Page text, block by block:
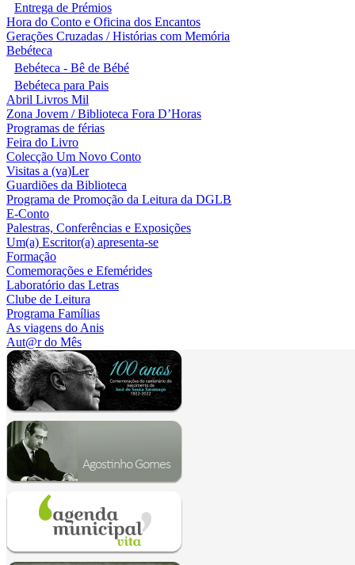
Entrega de Prémios
Hora do Conto e Oficina dos Encantos
Gerações Cruzadas / Histórias com Memória
Bebéteca
Bebéteca - Bê de Bébé
Bebéteca para Pais
Abril Livros Mil
Zona Jovem / Biblioteca Fora D’Horas
Programas de férias
Feira do Livro
Colecção Um Novo Conto
Visitas a (va)Ler
Guardiões da Biblioteca
Programa de Promoção da Leitura da DGLB
E-Conto
Palestras, Conferências e Exposições
Um(a) Escritor(a) apresenta-se
Formação
Comemorações e Efemérides
Laboratório das Letras
Clube de Leitura
Programa Famílias
As viagens do Anis
Aut@r do Mês